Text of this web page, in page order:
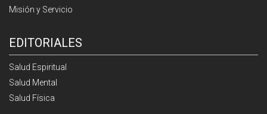
Misión y Servicio
EDITORIALES
Salud Espiritual
Salud Mental
Salud Física